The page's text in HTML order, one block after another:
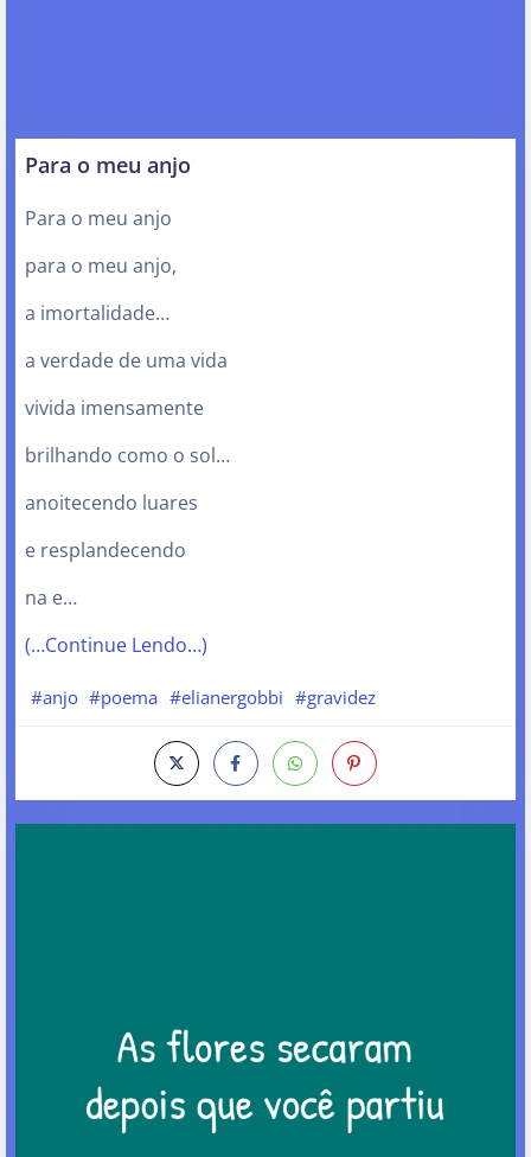
Para o meu anjo
Para o meu anjo
para o meu anjo,
a imortalidade…
a verdade de uma vida
vivida imensamente
brilhando como o sol…
anoitecendo luares
e resplandecendo
na e…
(…Continue Lendo…)
#anjo #poema #elianergobbi #gravidez